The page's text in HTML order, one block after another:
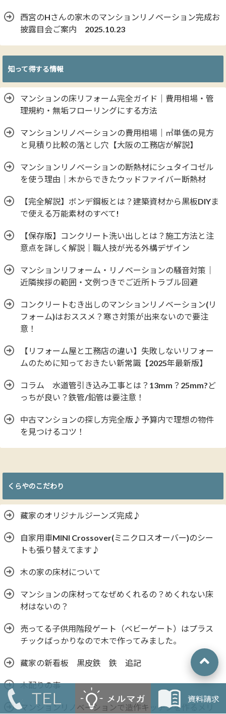
西宮のHさんの家木のマンションリノベーション完成お
披露目会ご案内 2025.10.23
知って得する情報
マンションの床リフォーム完全ガイド｜費用相場・管
理規約・無垢フローリングにする方法
マンションリノベーションの費用相場｜㎡単価の見方
と見積り比較の落とし穴【大阪の工務店が解説】
マンションリノベーションの断熱材にシュタイコゼル
を使う理由｜木からできたウッドファイバー断熱材
【完全解説】ボンデ鋼板とは？建築資材から黒板DIYま
で使える万能素材のすべて!
【保存版】コンクリート洗い出しとは？施工方法と注
意点を詳しく解説｜職人技が光る外構デザイン
マンションリフォーム・リノベーションの騒音対策｜
近隣挨拶の範囲・文例つきでご近所トラブル回避
コンクリートむき出しのマンションリノベーション(リ
フォーム)はおススメ？寒さ対策が出来ないので要注
意！
【リフォーム屋と工務店の違い】失敗しないリフォー
ムのために知っておきたい新常識【2025年最新版】
コラム 水道管引き込み工事とは？13mm？25mm?ど
っちが良い？鉄管/鉛管は要注意！
中古マンションの探し方完全版♪予算内で理想の物件
を見つけるコツ！
くらやのこだわり
藏家のオリジナルジーンズ完成♪
自家用車MINI Crossover(ミニクロスオーバー)のシー
トも張り替えてます♪
木の家の床材について
マンションの床材ってなぜめくれるの？めくれない床
材はないの？
売ってる子供用階段ゲート（ベビーゲート）はプラス
チックばっかりなので木で作ってみました。
藏家の新看板 黒皮鉄 鉄 追記
木配りの事
マンションリノベーションで造作キッチンを作るメリ